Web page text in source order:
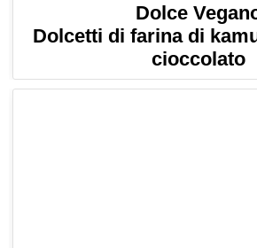
Dolce
Dolcetti di farina di
cioccolato